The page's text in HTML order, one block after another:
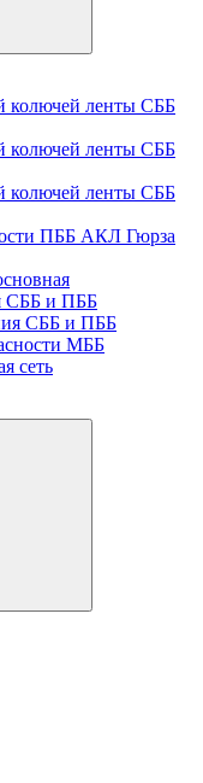
колючей ленты СББ
колючей ленты СББ
колючей ленты СББ
ПББ АКЛ Гюрза
СББ и ПББ
СББ и ПББ
МББ
сеть